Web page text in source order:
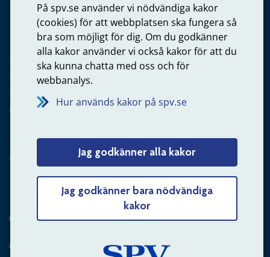
På spv.se använder vi nödvändiga kakor
(cookies) för att webbplatsen ska fungera så
bra som möjligt för dig. Om du godkänner
alla kakor använder vi också kakor för att du
ska kunna chatta med oss och för
webbanalys.
Hur används kakor på spv.se
Jag godkänner alla kakor
Jag godkänner bara nödvändiga
kakor
Arbetsgivare
Frågor om administration av tjänstepension från statlig
anställning
060-18 75 03
Kontakta oss
Arbetsgivare – skicka mejl till oss
Hitta svaret på din fråga
Andra sätt att kontakta oss